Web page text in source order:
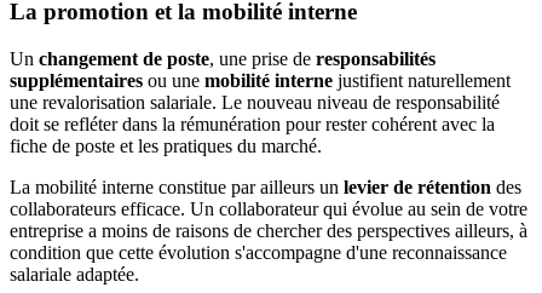
La promotion et la mobilité interne
Un changement de poste, une prise de responsabilités
supplémentaires ou une mobilité interne justifient naturellement
une revalorisation salariale. Le nouveau niveau de responsabilité
doit se refléter dans la rémunération pour rester cohérent avec la
fiche de poste et les pratiques du marché.
La mobilité interne constitue par ailleurs un levier de rétention des
collaborateurs efficace. Un collaborateur qui évolue au sein de votre
entreprise a moins de raisons de chercher des perspectives ailleurs, à
condition que cette évolution s'accompagne d'une reconnaissance
salariale adaptée.